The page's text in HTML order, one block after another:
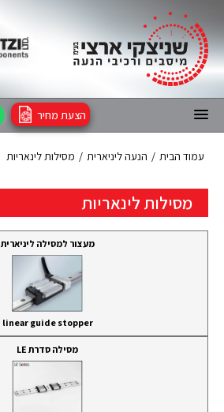
הצעת מחיר
עמוד הבית / הנעה ליניארית / מסילות לינאריות
מסילות לינאריות
מעצור למסילה ליניארית
linear guide stopper
מסילה סדרת LE